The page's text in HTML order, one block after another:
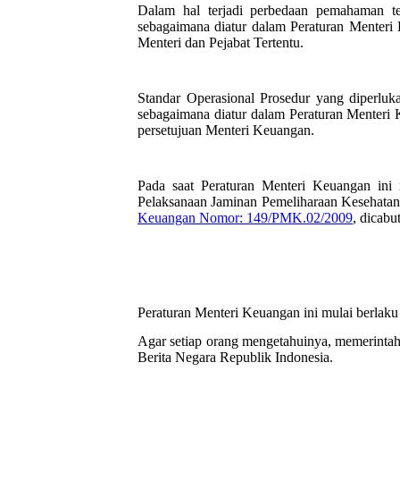
Dalam hal terjadi perbedaan pemahaman
sebagaimana diatur dalam Peraturan
Menteri dan Pejabat Tertentu.
Standar Operasional Prosedur yang
sebagaimana diatur dalam Peraturan
persetujuan Menteri Keuangan.
Pada saat Peraturan Menteri Keuangan
Pelaksanaan Jaminan Pemeliharaan
Keuangan Nomor: 149/PMK.02/2009,
Peraturan Menteri Keuangan ini mulai
Agar setiap orang mengetahuinya,
Berita Negara Republik Indonesia.